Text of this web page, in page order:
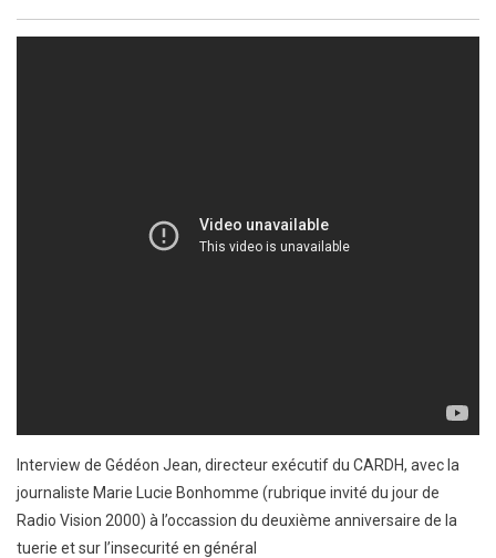
Interview de Gédéon Jean, directeur exécutif du CARDH, avec la
journaliste Marie Lucie Bonhomme (rubrique invité du jour de
Radio Vision 2000) à l’occassion du deuxième anniversaire de la
tuerie et sur l’insecurité en général